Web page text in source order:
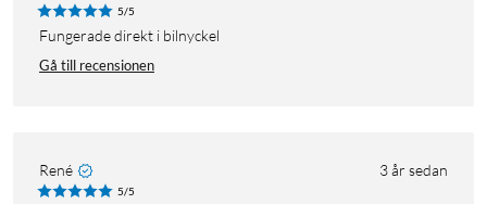
5/5
Fungerade direkt i bilnyckel
Gå till recensionen
René 3 år sedan
5/5